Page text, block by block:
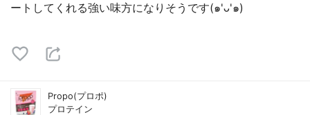
ートしてくれる強い味方になりそうです(๑'ᴗ'๑)
Propo(プロポ)
プロテイン